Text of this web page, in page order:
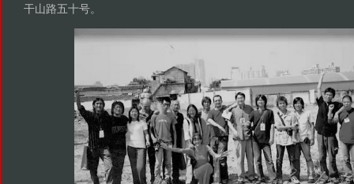
干山路五十号。